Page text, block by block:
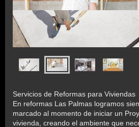
Servicios de Reformas para Viviendas
En reformas Las Palmas logramos
marcado al momento de iniciar un
vivienda, creando el ambiente que